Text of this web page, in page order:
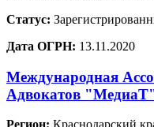
Статус:
Дата ОГРН: 13.11.2020
Международная
Адвокатов